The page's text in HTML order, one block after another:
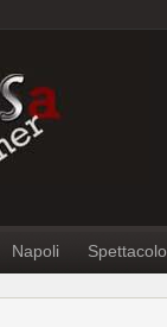
Napoli Spettacolo